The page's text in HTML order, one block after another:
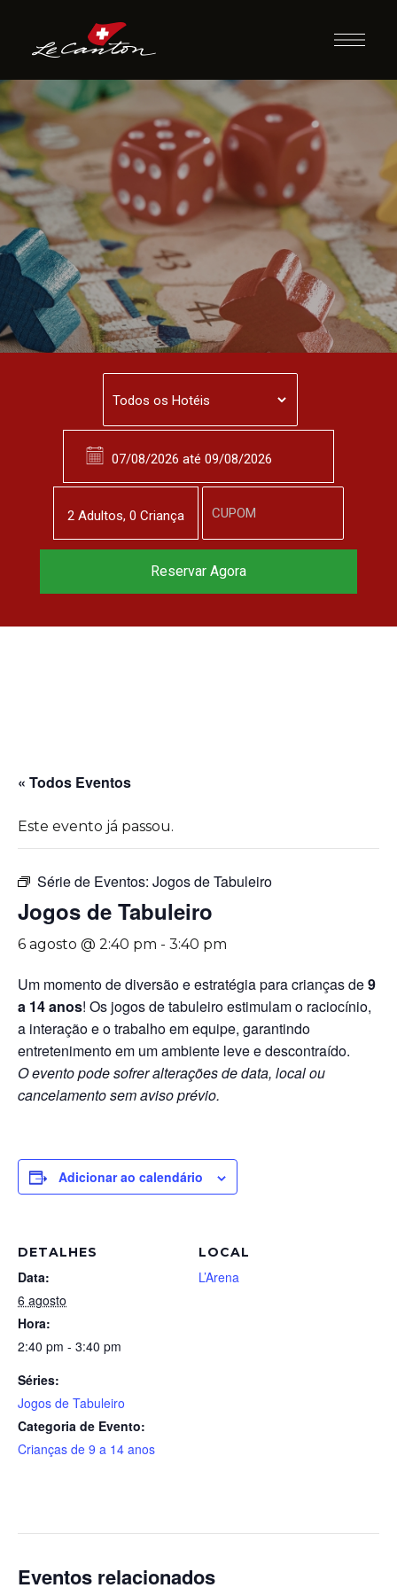
Jogos de
Tabuleiro
« Todos Eventos
Este evento já passou.
Série de Eventos: Jogos de Tabuleiro
Jogos de Tabuleiro
6 agosto @ 2:40 pm - 3:40 pm
Um momento de diversão e estratégia para crianças de9
a 14 anos! Os jogos de tabuleiro estimulam o raciocínio,
a interação e o trabalho em equipe, garantindo
entretenimento em um ambiente leve e descontraído.
O evento pode sofrer alterações de data, local ou
cancelamento sem aviso prévio.
Adicionar ao calendário
DETALHES
Data:
6 agosto
Hora:
2:40 pm - 3:40 pm
Séries:
Jogos de Tabuleiro
Categoria de Evento:
Crianças de 9 a 14 anos
LOCAL
L’Arena
Eventos relacionados
2 Adultos, 0 Criança
Reserve agora, com
Reservar Agora